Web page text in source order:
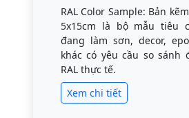
RAL Color Sample: Bản
5x15cm là bộ mẫu tiêu
đang làm sơn, decor,
khác có yêu cầu so sánh
RAL thực tế.
Xem chi tiết